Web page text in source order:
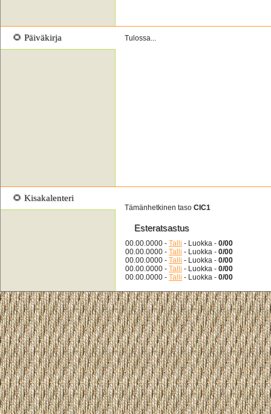
🌻 Päiväkirja Tulossa...
🌻 Kisakalenteri
Tämänhetkinen taso CIC1
Esteratsastus
00.00.0000 - Talli - Luokka - 0/00
00.00.0000 - Talli - Luokka - 0/00
00.00.0000 - Talli - Luokka - 0/00
00.00.0000 - Talli - Luokka - 0/00
00.00.0000 - Talli - Luokka - 0/00